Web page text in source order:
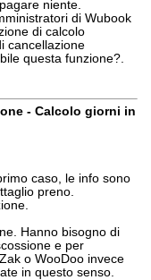
niente.
di Wubook
di calcolo
cancellazione
questa funzione?.
- Calcolo giorni in
caso, le info sono
preno.
Hanno bisogno di
e per
o WooDoo invece
in questo senso.